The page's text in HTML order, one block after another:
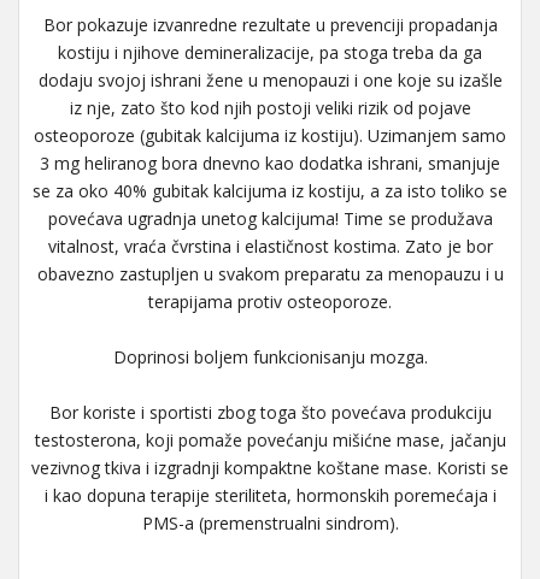
Bor pokazuje izvanredne rezultate u prevenciji propadanja
kostiju i njihove demineralizacije, pa stoga treba da ga
dodaju svojoj ishrani žene u menopauzi i one koje su izašle
iz nje, zato što kod njih postoji veliki rizik od pojave
osteoporoze (gubitak kalcijuma iz kostiju). Uzimanjem samo
3 mg heliranog bora dnevno kao dodatka ishrani, smanjuje
se za oko 40% gubitak kalcijuma iz kostiju, a za isto toliko se
povećava ugradnja unetog kalcijuma! Time se produžava
vitalnost, vraća čvrstina i elastičnost kostima. Zato je bor
obavezno zastupljen u svakom preparatu za menopauzu i u
terapijama protiv osteoporoze.
Doprinosi boljem funkcionisanju mozga.
Bor koriste i sportisti zbog toga što povećava produkciju
testosterona, koji pomaže povećanju mišićne mase, jačanju
vezivnog tkiva i izgradnji kompaktne koštane mase. Koristi se
i kao dopuna terapije steriliteta, hormonskih poremećaja i
PMS-a (premenstrualni sindrom).